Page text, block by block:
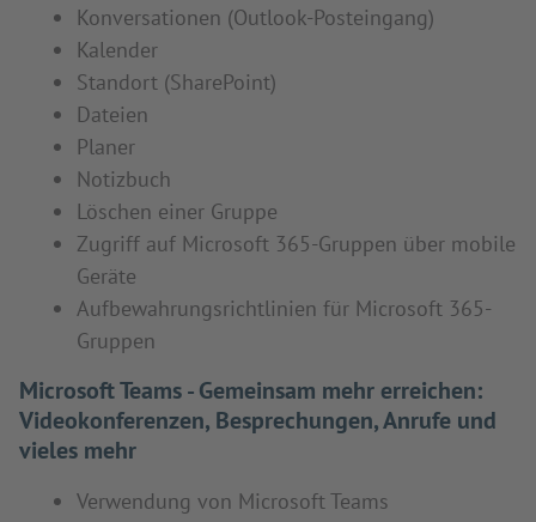
Konversationen (Outlook-Posteingang)
Kalender
Standort (SharePoint)
Dateien
Planer
Notizbuch
Löschen einer Gruppe
Zugriff auf Microsoft 365-Gruppen über mobile
Geräte
Aufbewahrungsrichtlinien für Microsoft 365-
Gruppen
Microsoft Teams - Gemeinsam mehr erreichen:
Videokonferenzen, Besprechungen, Anrufe und
vieles mehr
Verwendung von Microsoft Teams